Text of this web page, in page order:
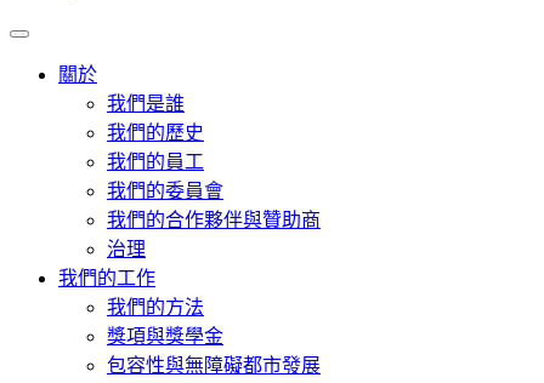
關於
我們是誰
我們的歷史
我們的員工
我們的委員會
我們的合作夥伴與贊助商
治理
我們的工作
我們的方法
獎項與獎學金
包容性與無障礙都市發展